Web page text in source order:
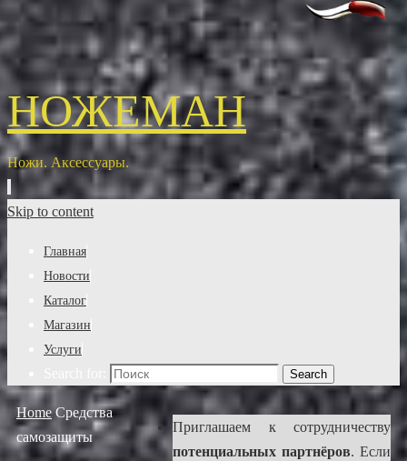
НОЖЕМАН
Ножи. Аксессуары.
Skip to content
Главная
Новости
Каталог
Магазин
Услуги
Search
Home Средства
самозащиты
Приглашаем к сотрудничеству
потенциальных партнёров. Если